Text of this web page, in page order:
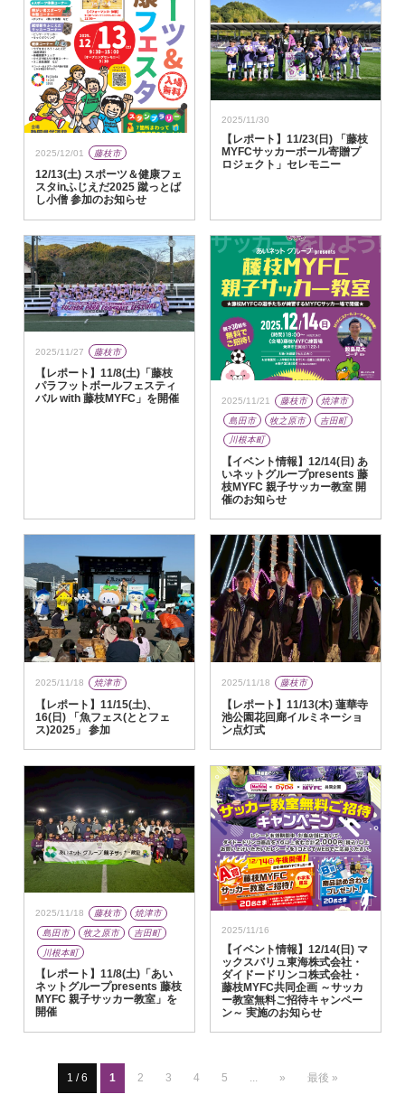
2025/12/01 藤枝市
12/13(土) スポーツ＆健康フェ
スタinふじえだ2025 蹴っとば
し小僧 参加のお知らせ
2025/11/30
【レポート】11/23(日) 「藤枝
MYFCサッカーボール寄贈プ
ロジェクト」セレモニー
2025/11/27 藤枝市
【レポート】11/8(土)「藤枝
パラフットボールフェスティ
バル with 藤枝MYFC」を開催
2025/11/21 藤枝市
焼津市
島田市
牧之原市
吉田町
川根本町
【イベント情報】12/14(日) あ
いネットグループpresents 藤
枝MYFC 親子サッカー教室 開
催のお知らせ
2025/11/18 焼津市
【レポート】11/15(土)、
16(日) 「魚フェス(ととフェ
ス)2025」 参加
2025/11/18 藤枝市
【レポート】11/13(木) 蓮華寺
池公園花回廊イルミネーショ
ン点灯式
2025/11/18 藤枝市
焼津市
島田市
牧之原市
吉田町
川根本町
【レポート】11/8(土)「あい
ネットグループpresents 藤枝
MYFC 親子サッカー教室」を
開催
2025/11/16
【イベント情報】12/14(日) マ
ックスバリュ東海株式会社・
ダイドードリンコ株式会社・
藤枝MYFC共同企画 ～サッカ
ー教室無料ご招待キャンペー
ン～ 実施のお知らせ
1 / 6 1 2 3 4 5 ... » 最後 »